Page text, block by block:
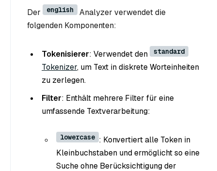
Der english
Analyzer verwendet die
folgenden Komponenten:
Tokenisierer: Verwendet den standard
Tokenizer, um Text in diskrete Worteinheiten
zu zerlegen.
Filter: Enthält mehrere Filter für eine
umfassende Textverarbeitung:
lowercase : Konvertiert alle Token in
Kleinbuchstaben und ermöglicht so eine
Suche ohne Berücksichtigung der